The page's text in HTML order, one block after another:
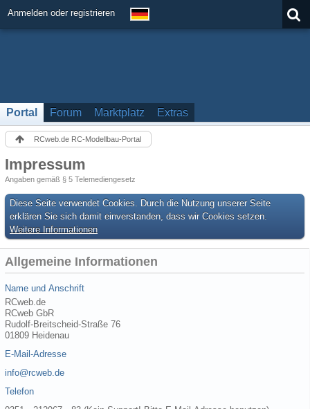
Anmelden oder registrieren
Portal Forum Marktplatz Extras
RCweb.de RC-Modellbau-Portal
Impressum
Angaben gemäß § 5 Telemediengesetz
Diese Seite verwendet Cookies. Durch die Nutzung unserer Seite
erklären Sie sich damit einverstanden, dass wir Cookies setzen.
Weitere Informationen
Allgemeine Informationen
Name und Anschrift
RCweb.de
RCweb GbR
Rudolf-Breitscheid-Straße 76
01809 Heidenau
E-Mail-Adresse
info@rcweb.de
Telefon